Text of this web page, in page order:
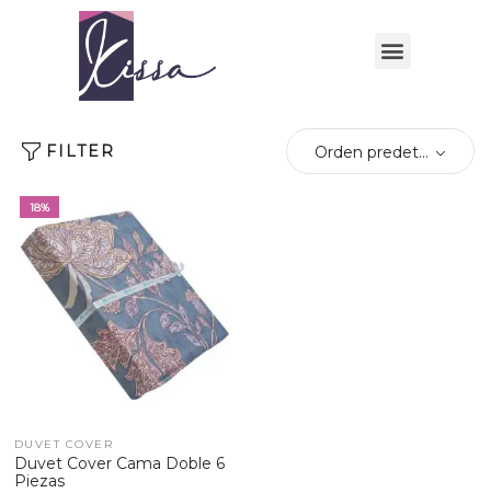
FILTER Orden predeterminado
18%
DUVET COVER
Duvet Cover Cama Doble 6
Piezas